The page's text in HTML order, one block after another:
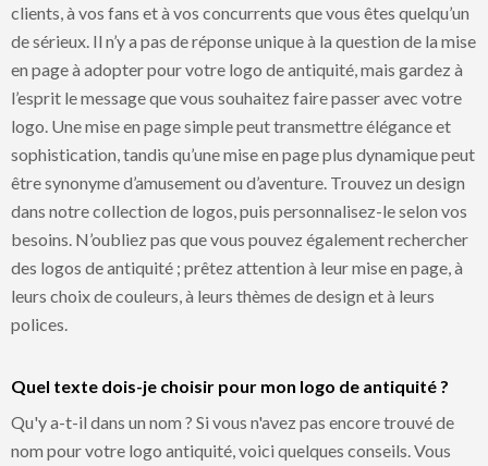
clients, à vos fans et à vos concurrents que vous êtes quelqu’un
de sérieux. Il n’y a pas de réponse unique à la question de la mise
en page à adopter pour votre logo de antiquité, mais gardez à
l’esprit le message que vous souhaitez faire passer avec votre
logo. Une mise en page simple peut transmettre élégance et
sophistication, tandis qu’une mise en page plus dynamique peut
être synonyme d’amusement ou d’aventure. Trouvez un design
dans notre collection de logos, puis personnalisez-le selon vos
besoins. N’oubliez pas que vous pouvez également rechercher
des logos de antiquité ; prêtez attention à leur mise en page, à
leurs choix de couleurs, à leurs thèmes de design et à leurs
polices.
Quel texte dois-je choisir pour mon logo de antiquité ?
Qu'y a-t-il dans un nom ? Si vous n'avez pas encore trouvé de
nom pour votre logo antiquité, voici quelques conseils. Vous